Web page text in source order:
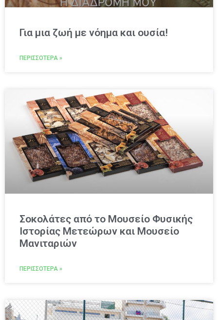
Για μια ζωή με νόημα και ουσία!
ΠΕΡΙΣΣΌΤΕΡΑ »
Σοκολάτες από το Μουσείο Φυσικής
Ιστορίας Μετεώρων και Μουσείο
Μανιταριών
ΠΕΡΙΣΣΌΤΕΡΑ »